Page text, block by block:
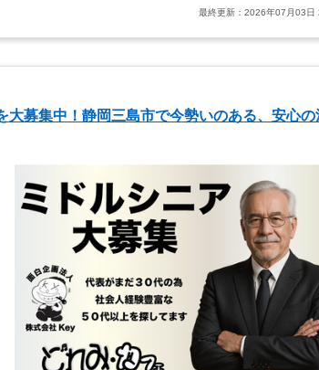
最終更新： 2026年07月03日
募集中！静岡三島市で今勢いのある、安心の